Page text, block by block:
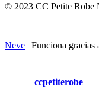
© 2023 CC Petite Robe
Neve | Funciona gracias
ccpetiterobe